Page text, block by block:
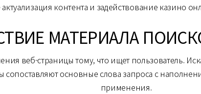
контента и задействование казино
МАТЕРИАЛА
веб-страницы тому, что ищет пользователь.
сопоставляют основные слова запроса с
применения.